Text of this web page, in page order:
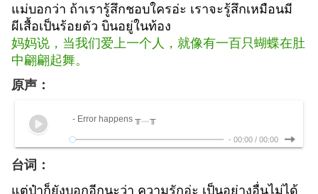
แม่บอกว่า ถ้าเรารู้สึกชอบใครอ่ะ เราจะรู้สึกเหมือนมี
ผีเสื้อเป็นร้อยตัว บินอยู่ในท้อง
妈妈说，当我们爱上一个人，就像有一百只蝴蝶在肚
中翩翩起舞。
原声：
- Error happens ╥﹏╥
- 00:00 / 00:00
台词：
แต่ป๋าก็ยังบอกอีกนะว่า ความรักอ่ะ เป็นอย่างอื่นไม่ได้